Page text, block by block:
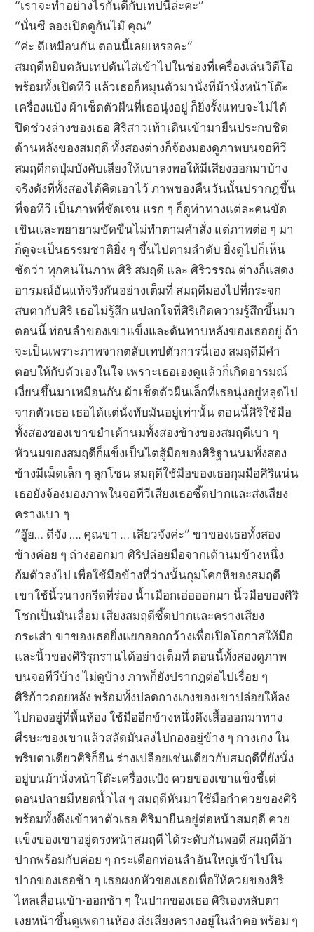
“เราจะทำอย่างไรกันดีกับเทปนี้ล่ะคะ”
“นั่นซี ลองเปิดดูกันไม๊ คุณ”
“ค่ะ ดีเหมือนกัน ตอนนี้เลยเหรอคะ”
สมฤดีหยิบตลับเทปดันไส่เข้าไปในช่องที่เครื่องเล่นวิดีโอ
พร้อมทั้งเปิดทีวี แล้วเธอก็หมุนตัวมานั่งที่ม้านั่งหน้าโต๊ะ
เครื่องแป้ง ผ้าเช็ดตัวผืนที่เธอนุ่งอยู่ ก็ยิ่งรั้งแทบจะไม่ได้
ปิดช่วงล่างของเธอ ศิริสาวเท้าเดินเข้ามายืนประกบชิด
ด้านหลังของสมฤดี ทั้งสองต่างก็จ้องมองดูภาพบนจอทีวี
สมฤดีกดปุ่มบังคับเสียงให้เบาลงพอให้มีเสียงออกมาบ้าง
จริงดังที่ทั้งสองได้คิดเอาไว้ ภาพของคืนวันนั้นปรากฎขึ้น
ที่จอทีวี เป็นภาพที่ชัดเจน แรก ๆ ก็ดูท่าทางแต่ละคนขัด
เขินและพยายามขัดขืนไม่ทำตามคำสั่ง แต่ภาพต่อ ๆ มา
ก็ดูจะเป็นธรรมชาติยิ่ง ๆ ขึ้นไปตามลำดับ ยิ่งดูไปก็เห็น
ชัดว่า ทุกคนในภาพ ศิริ สมฤดี และ ศิริวรรณ ต่างก็แสดง
อารมณ์อันแท้จริงกันอย่างเต็มที่ สมฤดีมองไปที่กระจก
สบตากับศิริ เธอไม่รู้สึก แปลกใจที่ศิริเกิดความรู้สึกขึ้นมา
ตอนนี้ ท่อนลำของเขาแข็งและดันทาบหลังของเธออยู่ ถ้า
จะเป็นเพราะภาพจากตลับเทปตัวการนี่เอง สมฤดีมีคำ
ตอบให้กับตัวเองในใจ เพราะเธอเองดูแล้วก็เกิดอารมณ์
เงี่ยนขึ้นมาเหมือนกัน ผ้าเช็ดตัวผืนเล็กที่เธอนุ่งอยู่หลุดไป
จากตัวเธอ เธอได้แต่นั่งทับมันอยู่เท่านั้น ตอนนี้ศิริใช้มือ
ทั้งสองของเขาขยำเต้านมทั้งสองข้างของสมฤดีเบา ๆ
หัวนมของสมฤดีก็แข็งเป็นไตสู้มือของศิริฐานนมทั้งสอง
ข้างมีเม็ดเล็ก ๆ ลุกโชน สมฤดีใช้มือของเธอกุมมือศิริแน่น
เธอยังจ้องมองภาพในจอทีวีเสียงเธอซี๊ดปากและส่งเสียง
ครางเบา ๆ
“อู๊ย… ดีจัง …. คุณขา … เสียวจังค่ะ” ขาของเธอทั้งสอง
ข้างค่อย ๆ ถ่างออกมา ศิริปล่อยมือจากเต้านมข้างหนึ่ง
ก้มตัวลงไป เพื่อใช้มือข้างที่ว่างนั้นกุมโคกหีของสมฤดี
เขาใช้นิ้วนางกรีดที่ร่อง น้ำเมือกเอ่อออกมา นิ้วมือของศิริ
โชกเป็นมันเลื่อม เสียงสมฤดีซี๊ดปากและครางเสียง
กระเส่า ขาของเธอยิ่งแยกออกกว้างเพื่อเปิดโอกาสให้มือ
และนิ้วของศิริรุกรานได้อย่างเต็มที่ ตอนนี้ทั้งสองดูภาพ
บนจอทีวีบ้าง ไม่ดูบ้าง ภาพก็ยังปรากฎต่อไปเรื่อย ๆ
ศิริก้าวถอยหลัง พร้อมทั้งปลดกางเกงของเขาปล่อยให้ลง
ไปกองอยู่ที่พื้นห้อง ใช้มืออีกข้างหนึ่งดึงเสื้อออกมาทาง
ศีรษะของเขาแล้วสลัดมันลงไปกองอยู่ข้าง ๆ กางเกง ใน
พริบตาเดียวศิริก็ยืน ร่างเปลือยเช่นเดียวกับสมฤดีที่ยังนั่ง
อยู่บนม้านั่งหน้าโต๊ะเครื่องแป้ง ควยของเขาแข็งชี้เด่
ตอนปลายมีหยดน้ำไส ๆ สมฤดีหันมาใช้มือกำควยของศิริ
พร้อมทั้งดึงเข้าหาตัวเธอ ศิริมายืนอยู่ต่อหน้าสมฤดี ควย
แข็งของเขาอยู่ตรงหน้าสมฤดี ได้ระดับกันพอดี สมฤดีอ้า
ปากพร้อมกับค่อย ๆ กระเดือกท่อนลำอันใหญ่เข้าไปใน
ปากของเธอช้า ๆ เธอผงกหัวของเธอเพื่อให้ควยของศิริ
ไหลเลื่อนเข้า-ออกช้า ๆ ในปากของเธอ ศิริเองหลับตา
เงยหน้าขึ้นดูเพดานห้อง ส่งเสียงครางอยู่ในลำคอ พร้อม ๆ